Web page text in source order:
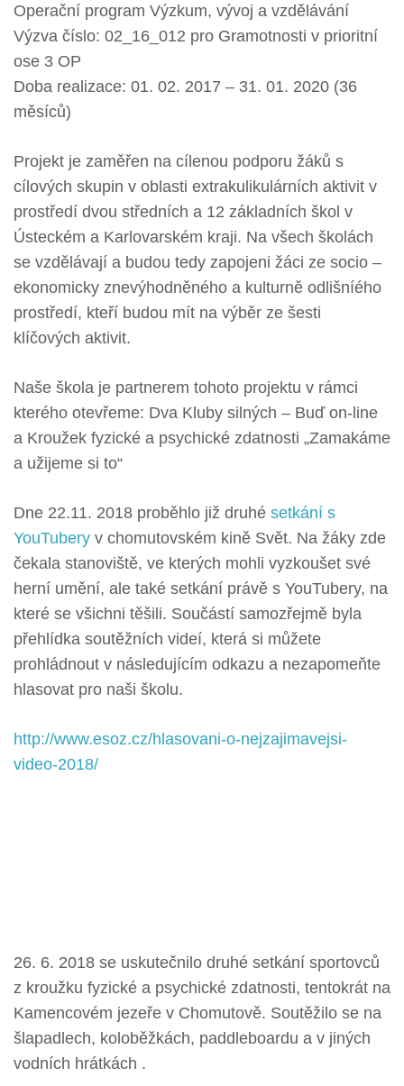
Operační program Výzkum, vývoj a vzdělávání
Výzva číslo: 02_16_012 pro Gramotnosti v prioritní
ose 3 OP
Doba realizace: 01. 02. 2017 – 31. 01. 2020 (36
měsíců)
Projekt je zaměřen na cílenou podporu žáků s
cílových skupin v oblasti extrakulikulárních aktivit v
prostředí dvou středních a 12 základních škol v
Ústeckém a Karlovarském kraji. Na všech školách
se vzdělávají a budou tedy zapojeni žáci ze socio –
ekonomicky znevýhodněného a kulturně odlišníého
prostředí, kteří budou mít na výběr ze šesti
klíčových aktivit.
Naše škola je partnerem tohoto projektu v rámci
kterého otevřeme: Dva Kluby silných – Buď on-line
a Kroužek fyzické a psychické zdatnosti „Zamakáme
a užijeme si to“
Dne 22.11. 2018 proběhlo již druhé setkání s
YouTubery v chomutovském kině Svět. Na žáky zde
čekala stanoviště, ve kterých mohli vyzkoušet své
herní umění, ale také setkání právě s YouTubery, na
které se všichni těšili. Součástí samozřejmě byla
přehlídka soutěžních videí, která si můžete
prohládnout v následujícím odkazu a nezapomeňte
hlasovat pro naši školu.
http://www.esoz.cz/hlasovani-o-nejzajimavejsi-
video-2018/
26. 6. 2018 se uskutečnilo druhé setkání sportovců
z kroužku fyzické a psychické zdatnosti, tentokrát na
Kamencovém jezeře v Chomutově. Soutěžilo se na
šlapadlech, koloběžkách, paddleboardu a v jiných
vodních hrátkách .